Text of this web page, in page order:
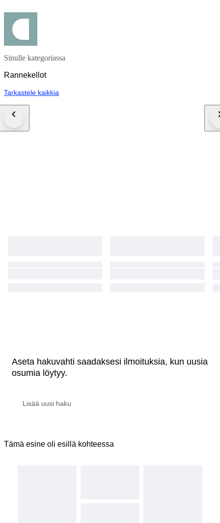
Sinulle kategoriassa
Rannekellot
Tarkastele kaikkia
Aseta hakuvahti saadaksesi ilmoituksia, kun uusia
osumia löytyy.
Tämä esine oli esillä kohteessa